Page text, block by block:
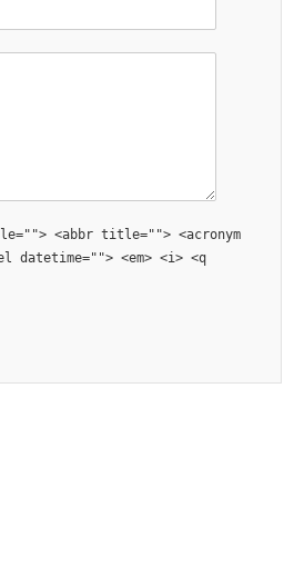
<abbr title=""> <acronym
datetime=""> <em> <i> <q